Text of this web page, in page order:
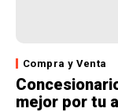
Compra y Venta
mejor por tu